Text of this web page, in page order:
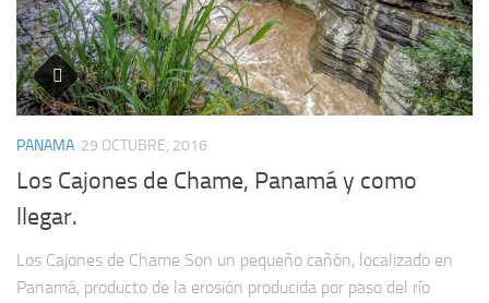
PANAMA 29 OCTUBRE, 2016
Los Cajones de Chame, Panamá y como
llegar.
Los Cajones de Chame Son un pequeño cañón, localizado en
Panamá, producto de la erosión producida por paso del río